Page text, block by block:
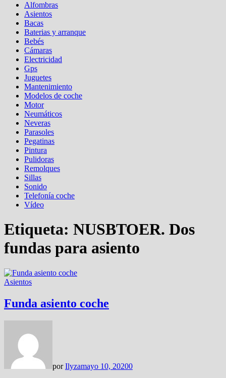
Alfombras
Asientos
Bacas
Baterias y arranque
Bebés
Cámaras
Electricidad
Gps
Juguetes
Mantenimiento
Modelos de coche
Motor
Neumáticos
Neveras
Parasoles
Pegatinas
Pintura
Pulidoras
Remolques
Sillas
Sonido
Telefonía coche
Vídeo
Etiqueta: NUSBTOER. Dos
fundas para asiento
Asientos
Funda asiento coche
porIlyzamayo 10, 20200